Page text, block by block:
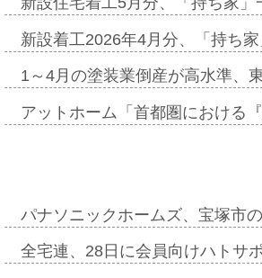
新設着工2026年4月分、「持ち
1～4月の塗装業倒産が高水準、
アットホーム「首都圏における
パナソニックホームズ、宝塚市
全宅連、28日に会員向けハトサ